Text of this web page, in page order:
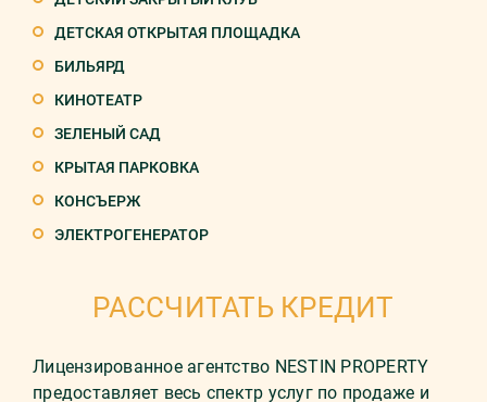
ДЕТСКАЯ ОТКРЫТАЯ ПЛОЩАДКА
БИЛЬЯРД
КИНОТЕАТР
ЗЕЛЕНЫЙ САД
КРЫТАЯ ПАРКОВКА
КОНСЪЕРЖ
ЭЛЕКТРОГЕНЕРАТОР
РАССЧИТАТЬ КРЕДИТ
Лицензированное агентство NESTIN PROPERTY
предоставляет весь спектр услуг по продаже и